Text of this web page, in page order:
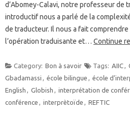
d’Abomey-Calavi, notre professeur de
introductif nous a parlé de la
de traducteur. Il nous a fait
l’opération traduisante et… Continue
Category: Bon à savoir Tags: AIIC,
Gbadamassi , école bilingue , école
English , Globish , interprétation de
conférence , interprètoïde , REFTIC